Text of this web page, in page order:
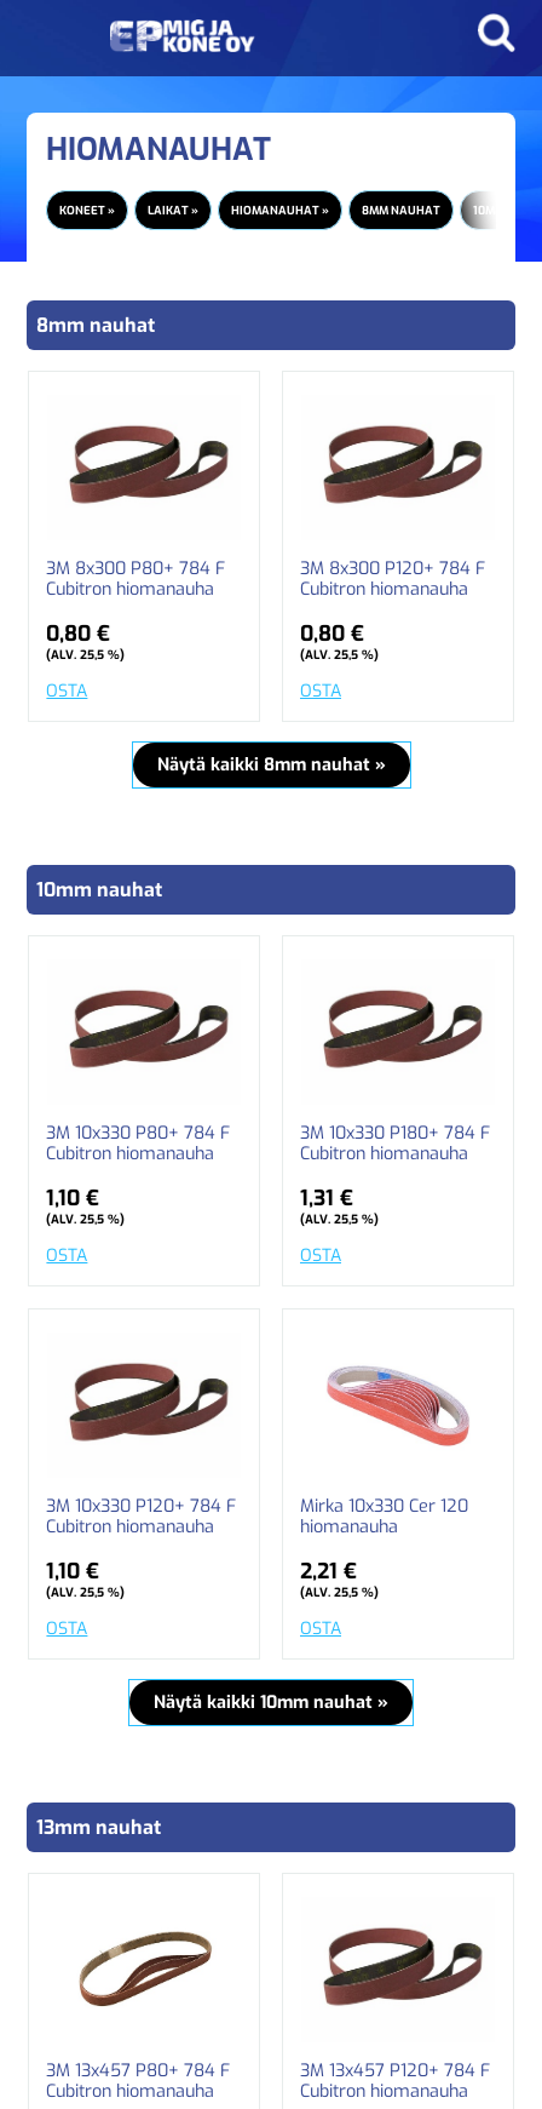
HIOMANAUHAT
KONEET » LAIKAT » HIOMANAUHAT » 8MM NAUHAT 10MM
8mm nauhat
3M 8x300 P80+ 784 F
Cubitron hiomanauha
0,80 €
(ALV. 25,5 %)
OSTA
3M 8x300 P120+ 784 F
Cubitron hiomanauha
0,80 €
(ALV. 25,5 %)
OSTA
Näytä kaikki 8mm nauhat »
10mm nauhat
3M 10x330 P80+ 784 F
Cubitron hiomanauha
1,10 €
(ALV. 25,5 %)
OSTA
3M 10x330 P180+ 784 F
Cubitron hiomanauha
1,31 €
(ALV. 25,5 %)
OSTA
3M 10x330 P120+ 784 F
Cubitron hiomanauha
1,10 €
(ALV. 25,5 %)
OSTA
Mirka 10x330 Cer 120
hiomanauha
2,21 €
(ALV. 25,5 %)
OSTA
Näytä kaikki 10mm nauhat »
13mm nauhat
3M 13x457 P80+ 784 F
Cubitron hiomanauha
3M 13x457 P120+ 784 F
Cubitron hiomanauha